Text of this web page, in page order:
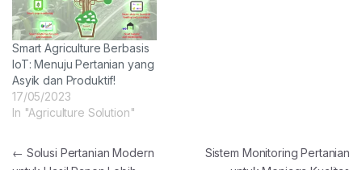
Smart Agriculture Berbasis
IoT: Menuju Pertanian yang
Asyik dan Produktif!
17/05/2023
In "Agriculture Solution"
Post navigation
← Solusi Pertanian Modern
Sistem Monitoring Pertanian